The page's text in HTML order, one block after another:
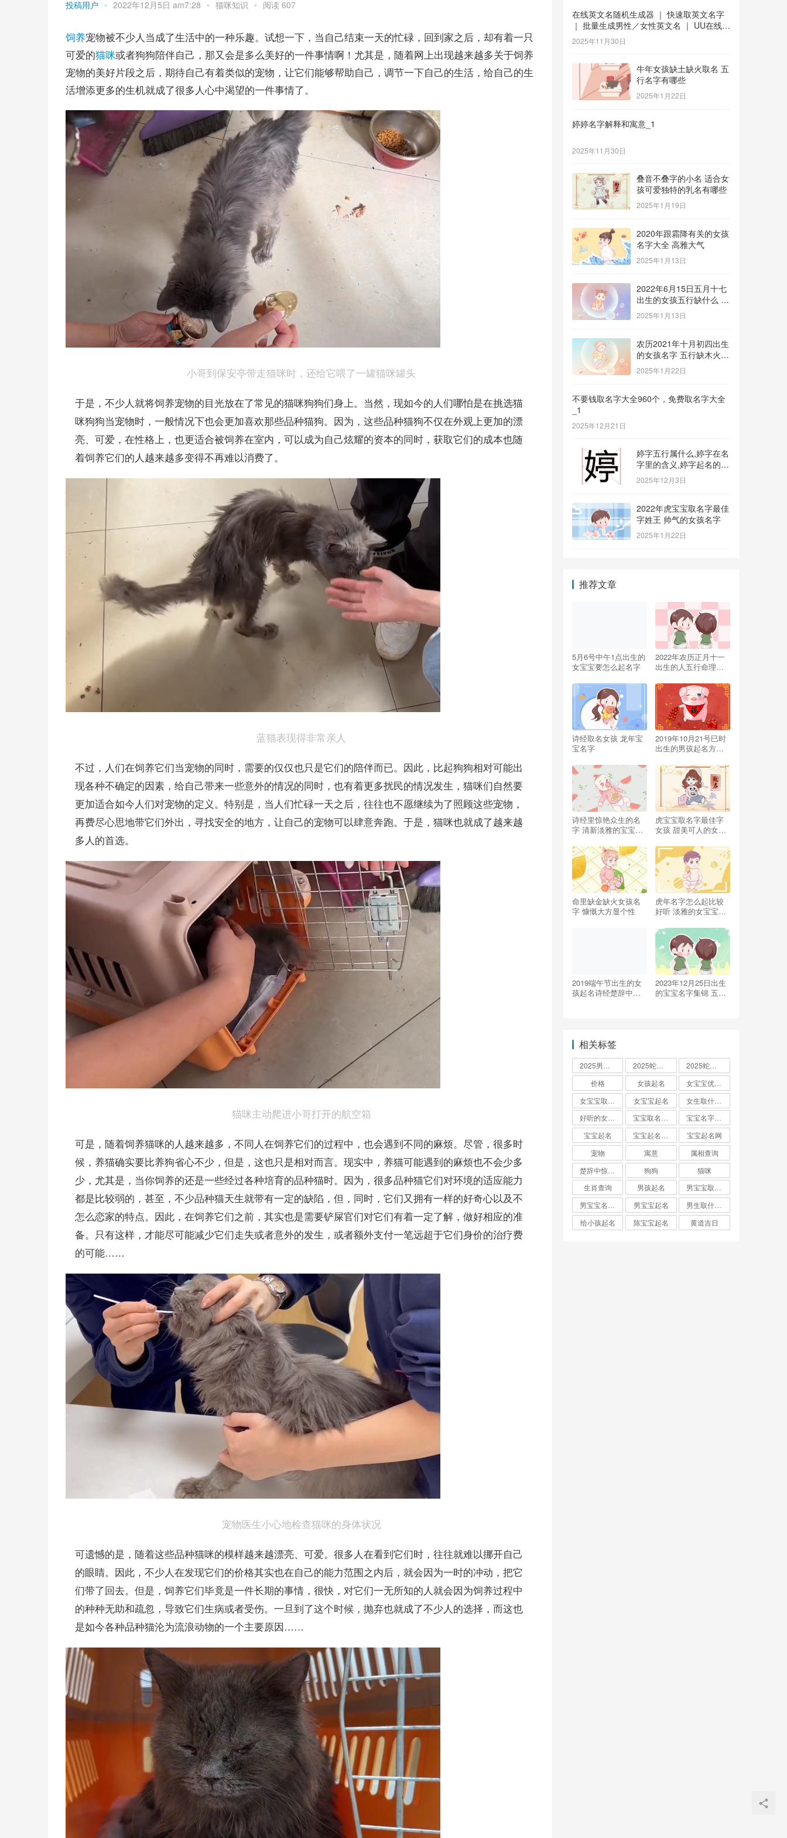
投稿用户 • 2022年12月5日 am7:28 • 猫咪知识 • 阅读 607
饲养宠物被不少人当成了生活中的一种乐趣。试想一下，当自己结束一天的忙碌，回到家之后，却有着一只
可爱的猫咪或者狗狗陪伴自己，那又会是多么美好的一件事情啊！尤其是，随着网上出现越来越多关于饲养
宠物的美好片段之后，期待自己有着类似的宠物，让它们能够帮助自己，调节一下自己的生活，给自己的生
活增添更多的生机就成了很多人心中渴望的一件事情了。
小哥到保安亭带走猫咪时，还给它喂了一罐猫咪罐头
于是，不少人就将饲养宠物的目光放在了常见的猫咪狗狗们身上。当然，现如今的人们哪怕是在挑选猫
咪狗狗当宠物时，一般情况下也会更加喜欢那些品种猫狗。因为，这些品种猫狗不仅在外观上更加的漂
亮、可爱，在性格上，也更适合被饲养在室内，可以成为自己炫耀的资本的同时，获取它们的成本也随
着饲养它们的人越来越多变得不再难以消费了。
蓝猫表现得非常亲人
不过，人们在饲养它们当宠物的同时，需要的仅仅也只是它们的陪伴而已。因此，比起狗狗相对可能出
现各种不确定的因素，给自己带来一些意外的情况的同时，也有着更多扰民的情况发生，猫咪们自然要
更加适合如今人们对宠物的定义。特别是，当人们忙碌一天之后，往往也不愿继续为了照顾这些宠物，
再费尽心思地带它们外出，寻找安全的地方，让自己的宠物可以肆意奔跑。于是，猫咪也就成了越来越
多人的首选。
猫咪主动爬进小哥打开的航空箱
可是，随着饲养猫咪的人越来越多，不同人在饲养它们的过程中，也会遇到不同的麻烦。尽管，很多时
候，养猫确实要比养狗省心不少，但是，这也只是相对而言。现实中，养猫可能遇到的麻烦也不会少多
少，尤其是，当你饲养的还是一些经过各种培育的品种猫时。因为，很多品种猫它们对环境的适应能力
都是比较弱的，甚至，不少品种猫天生就带有一定的缺陷，但，同时，它们又拥有一样的好奇心以及不
怎么恋家的特点。因此，在饲养它们之前，其实也是需要铲屎官们对它们有着一定了解，做好相应的准
备。只有这样，才能尽可能减少它们走失或者意外的发生，或者额外支付一笔远超于它们身价的治疗费
的可能……
宠物医生小心地检查猫咪的身体状况
可遗憾的是，随着这些品种猫咪的模样越来越漂亮、可爱。很多人在看到它们时，往往就难以挪开自己
的眼睛。因此，不少人在发现它们的价格其实也在自己的能力范围之内后，就会因为一时的冲动，把它
们带了回去。但是，饲养它们毕竟是一件长期的事情，很快，对它们一无所知的人就会因为饲养过程中
的种种无助和疏忽，导致它们生病或者受伤。一旦到了这个时候，抛弃也就成了不少人的选择，而这也
是如今各种品种猫沦为流浪动物的一个主要原因……
在线英文名随机生成器 ｜ 快速取英文名字
｜ 批量生成男性／女性英文名 ｜ UU在线工
具 _1
2025年11月30日
牛年女孩缺土缺火取名 五
行名字有哪些
2025年1月22日
婷婷名字解释和寓意_1
2025年11月30日
叠音不叠字的小名 适合女
孩可爱独特的乳名有哪些
2025年1月19日
2020年跟霜降有关的女孩
名字大全 高雅大气
2025年1月13日
2022年6月15日五月十七
出生的女孩五行缺什么 补
金的名字推荐
2025年1月13日
农历2021年十月初四出生
的女孩名字 五行缺木火八
字免费取名
2025年1月22日
不要钱取名字大全960个，免费取名字大全
_1
2025年12月21日
婷字五行属什么,婷字在名
字里的含义,婷字起名的寓
意_1
2025年12月3日
2022年虎宝宝取名字最佳
字姓王 帅气的女孩名字
2025年1月22日
推荐文章
5月6号中午1点出生的
女宝宝要怎么起名字
2022年农历正月十一
出生的人五行命理解
诗经取名女孩 龙年宝
宝名字
2019年10月21号巳时
出生的男孩起名方法
诗经里惊艳众生的名
字 清新淡雅的宝宝起
虎宝宝取名字最佳字
女孩 甜美可人的女生
命里缺金缺火女孩名
字 慷慨大方显个性
虎年名字怎么起比较
好听 淡雅的女宝宝起
2019端午节出生的女
孩起名诗经楚辞中最
2023年12月25日出生
的宝宝名字集锦 五行
相关标签
价格
女孩起名
女宝宝起名
宝宝起名
宝宝起名网
宠物
寓意
属相查询
狗狗
猫咪
生肖查询
男孩起名
男宝宝起名
给小孩起名
陈宝宝起名 黄道吉日